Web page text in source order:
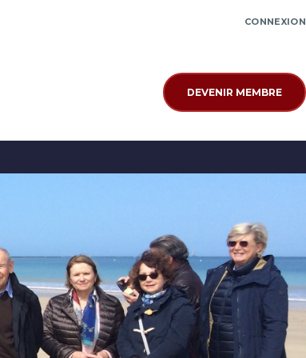
CONNEXION
DEVENIR MEMBRE